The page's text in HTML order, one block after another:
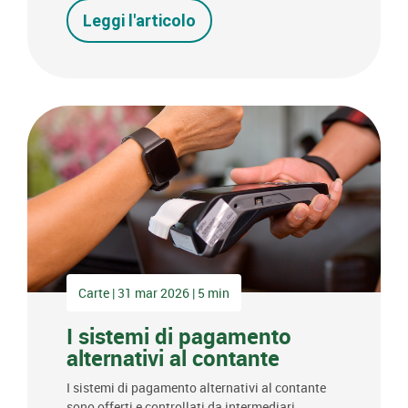
Leggi l'articolo
Carte | 31 mar 2026 | 5 min
I sistemi di pagamento
alternativi al contante
I sistemi di pagamento alternativi al contante